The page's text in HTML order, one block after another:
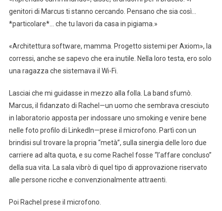
genitori di Marcus ti stanno cercando. Pensano che sia così…
*particolare*… che tu lavori da casa in pigiama.»
«Architettura software, mamma. Progetto sistemi per Axiom», la
corressi, anche se sapevo che era inutile. Nella loro testa, ero solo
una ragazza che sistemava il Wi-Fi.
Lasciai che mi guidasse in mezzo alla folla. La band sfumò.
Marcus, il fidanzato di Rachel—un uomo che sembrava cresciuto
in laboratorio apposta per indossare uno smoking e venire bene
nelle foto profilo di LinkedIn—prese il microfono. Partì con un
brindisi sul trovare la propria “metà”, sulla sinergia delle loro due
carriere ad alta quota, e su come Rachel fosse “l’affare concluso”
della sua vita. La sala vibrò di quel tipo di approvazione riservato
alle persone ricche e convenzionalmente attraenti.
Poi Rachel prese il microfono.